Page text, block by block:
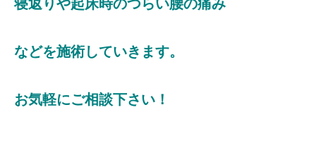
寝返りや起床時のつらい腰の痛み
などを施術していきます。
お気軽にご相談下さい！